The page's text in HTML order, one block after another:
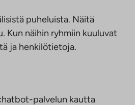
puheluista. Näitä
Kun näihin ryhmiin kuuluvat
ja henkilötietoja.
palvelun kautta